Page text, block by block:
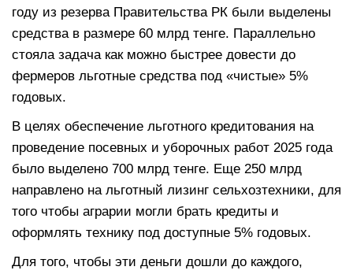
году из резерва Правительства РК были выделены
средства в размере 60 млрд тенге. Параллельно
стояла задача как можно быстрее довести до
фермеров льготные средства под «чистые» 5%
годовых.
В целях обеспечение льготного кредитования на
проведение посевных и уборочных работ 2025 года
было выделено 700 млрд тенге. Еще 250 млрд
направлено на льготный лизинг сельхозтехники, для
того чтобы аграрии могли брать кредиты и
оформлять технику под доступные 5% годовых.
Для того, чтобы эти деньги дошли до каждого,